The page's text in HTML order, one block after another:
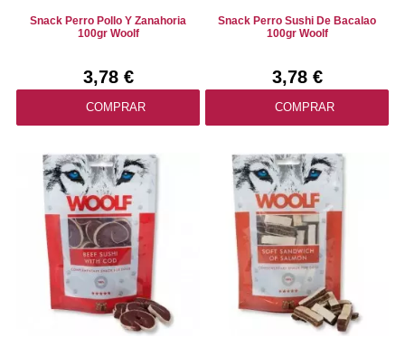
Snack Perro Pollo Y Zanahoria
100gr Woolf
3,78 €
COMPRAR
Snack Perro Sushi De Bacalao
100gr Woolf
3,78 €
COMPRAR